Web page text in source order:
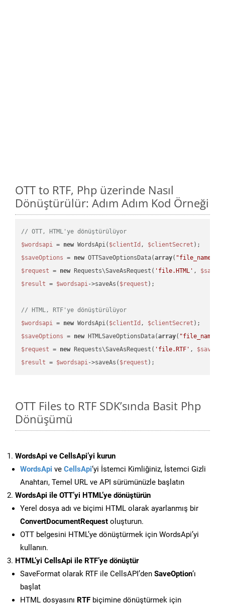
OTT to RTF, Php üzerinde Nasıl
Dönüştürülür: Adım Adım Kod Örneği
// OTT, HTML'ye dönüştürülüyor
$wordsapi = new WordsApi( $clientId , $clientSecret
$saveOptions = new OTTSaveOptionsData(array( "file_name"
$request = new Requests\SaveAsRequest( 'file.HTML' ,
$result = $wordsapi->saveAs( $request );
// HTML, RTF'ye dönüştürülüyor
$wordsapi = new WordsApi( $clientId , $clientSecret
$saveOptions = new HTMLSaveOptionsData(array( "file_name"
$request = new Requests\SaveAsRequest( 'file.RTF' ,
$result = $wordsapi->saveAs( $request
OTT Files to RTF SDK’sında Basit Php
Dönüşümü
WordsApi ve CellsApi’yi kurun
WordsApi ve CellsApi‘yi İstemci Kimliğiniz, İstemci Gizli
Anahtarı, Temel URL ve API sürümünüzle başlatın
WordsApi ile OTT’yi HTML’ye dönüştürün
Yerel dosya adı ve biçimi HTML olarak ayarlanmış bir
ConvertDocumentRequest oluşturun.
OTT belgesini HTML’ye dönüştürmek için WordsApi’yi
kullanın.
HTML’yi CellsApi ile RTF’ye dönüştür
SaveFormat olarak RTF ile CellsAPI’den SaveOption‘ı
başlat
HTML dosyasını RTF biçimine dönüştürmek için